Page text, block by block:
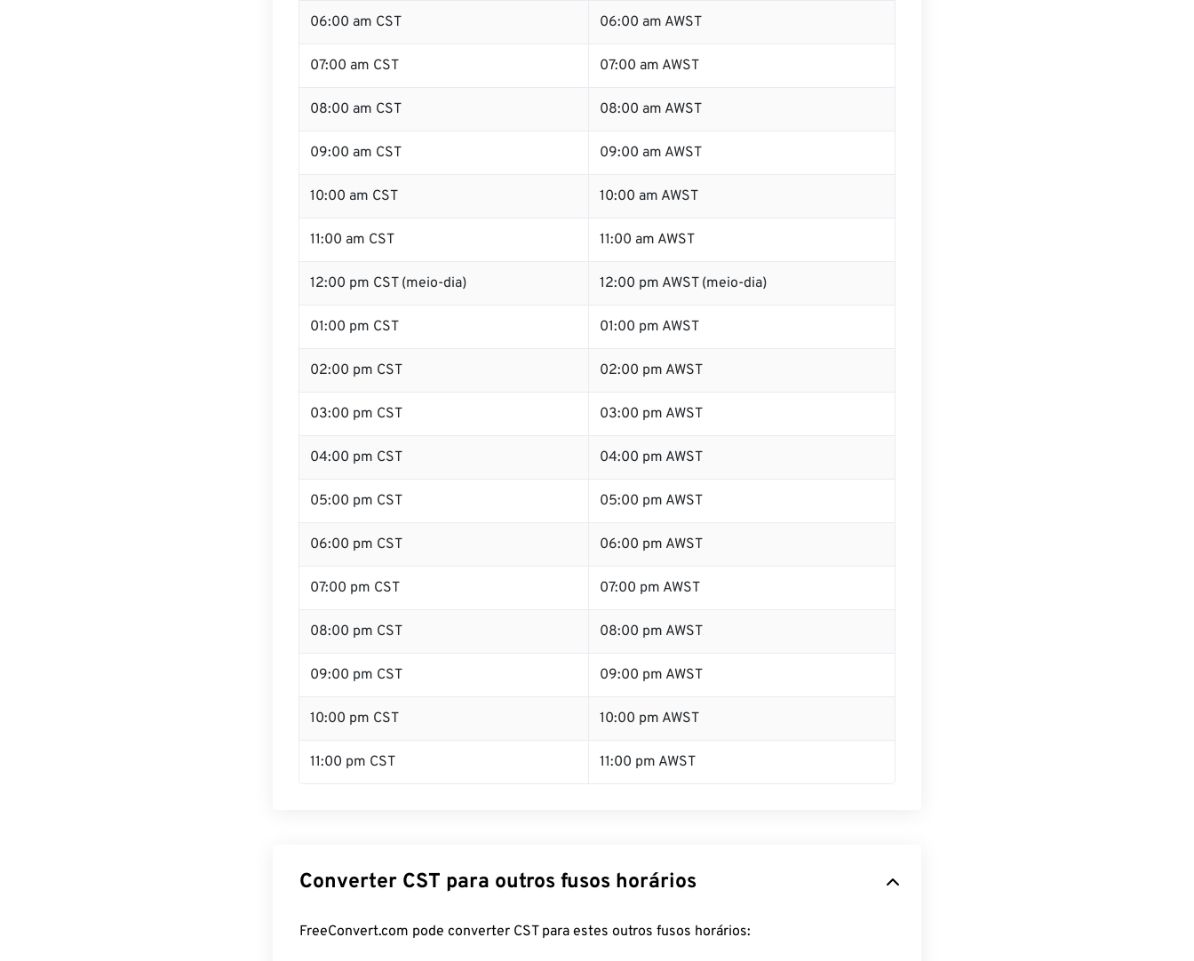
06:00 am CST 06:00 am AWST
07:00 am CST 07:00 am AWST
08:00 am CST 08:00 am AWST
09:00 am CST 09:00 am AWST
10:00 am CST 10:00 am AWST
11:00 am CST 11:00 am AWST
12:00 pm CST (meio-dia) 12:00 pm AWST (meio-dia)
01:00 pm CST 01:00 pm AWST
02:00 pm CST 02:00 pm AWST
03:00 pm CST 03:00 pm AWST
04:00 pm CST 04:00 pm AWST
05:00 pm CST 05:00 pm AWST
06:00 pm CST 06:00 pm AWST
07:00 pm CST 07:00 pm AWST
08:00 pm CST 08:00 pm AWST
09:00 pm CST 09:00 pm AWST
10:00 pm CST 10:00 pm AWST
11:00 pm CST 11:00 pm AWST
Converter CST para outros fusos horários
FreeConvert.com pode converter CST para estes outros fusos horários: